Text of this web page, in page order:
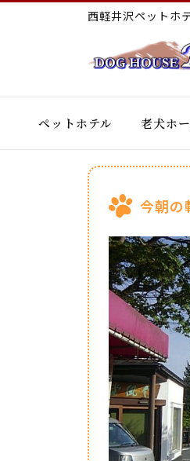
西軽井沢ペット
ペットホテル 老犬ホ
今朝の